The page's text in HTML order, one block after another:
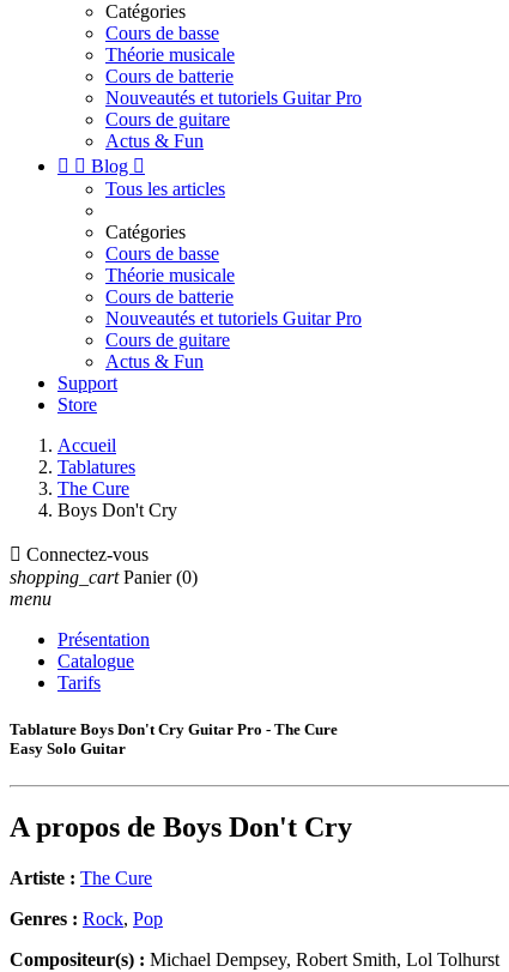
Catégories
Cours de basse
Théorie musicale
Cours de batterie
Nouveautés et tutoriels Guitar Pro
Cours de guitare
Actus & Fun
  Blog 
Tous les articles
Catégories
Cours de basse
Théorie musicale
Cours de batterie
Nouveautés et tutoriels Guitar Pro
Cours de guitare
Actus & Fun
Support
Store
Accueil
Tablatures
The Cure
Boys Don't Cry
 Connectez-vous
shopping_cart Panier (0)
menu
Présentation
Catalogue
Tarifs
Tablature Boys Don't Cry Guitar Pro - The Cure
Easy Solo Guitar
A propos de Boys Don't Cry
Artiste : The Cure
Genres : Rock, Pop
Compositeur(s) : Michael Dempsey, Robert Smith, Lol Tolhurst